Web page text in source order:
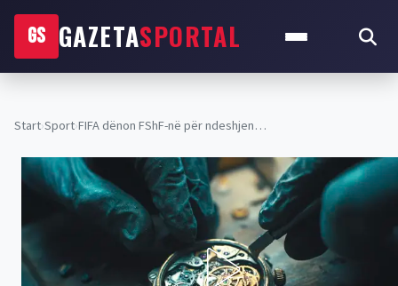
GS GAZETASPORTAL
Start›Sport›FIFA dënon FShF-në për ndeshjen…